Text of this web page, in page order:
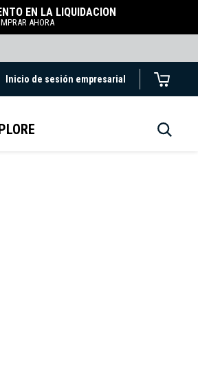
EN LA LIQUIDACIÓN
AHORA
Inicio de sesión empresarial